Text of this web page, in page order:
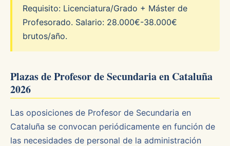
Requisito: Licenciatura/Grado + Máster de
Profesorado. Salario: 28.000€-38.000€
brutos/año.
Plazas de Profesor de Secundaria en Cataluña
2026
Las oposiciones de Profesor de Secundaria en
Cataluña se convocan periódicamente en función de
las necesidades de personal de la administración